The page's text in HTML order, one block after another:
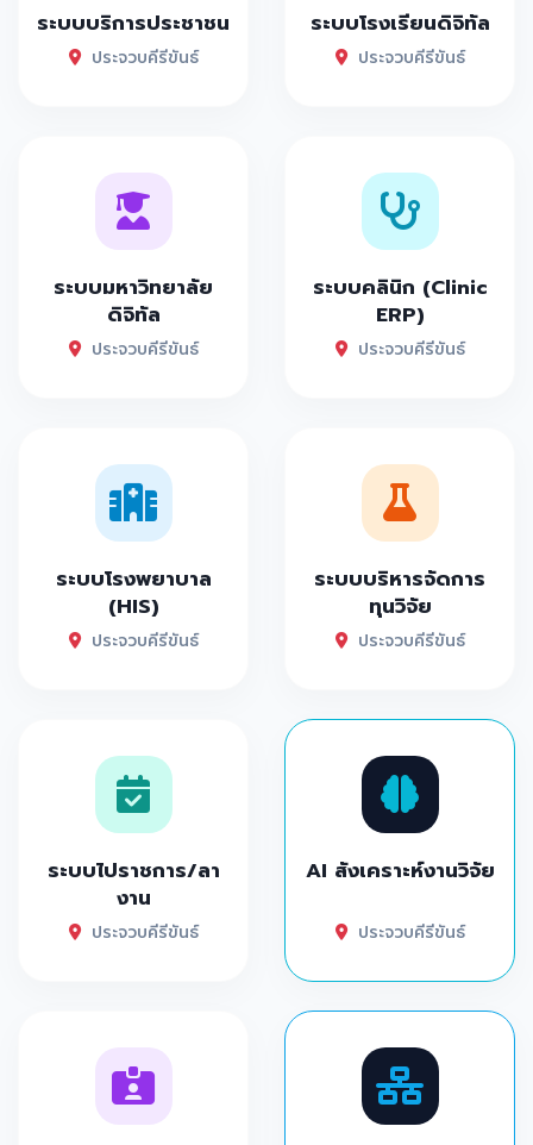
ระบบบริการประชาชน
ประจวบคีรีขันธ์
ระบบโรงเรียนดิจิทัล
ประจวบคีรีขันธ์
ระบบมหาวิทยาลัย
ดิจิทัล
ประจวบคีรีขันธ์
ระบบคลินิก (Clinic
ERP)
ประจวบคีรีขันธ์
ระบบโรงพยาบาล
(HIS)
ประจวบคีรีขันธ์
ระบบบริหารจัดการ
ทุนวิจัย
ประจวบคีรีขันธ์
ระบบไปราชการ/ลา
งาน
ประจวบคีรีขันธ์
AI สังเคราะห์งานวิจัย
ประจวบคีรีขันธ์